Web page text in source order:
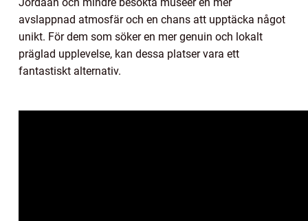
avslappnad atmosfär och en chans att upptäcka något
unikt. För dem som söker en mer genuin och lokalt
präglad upplevelse, kan dessa platser vara ett
fantastiskt alternativ.